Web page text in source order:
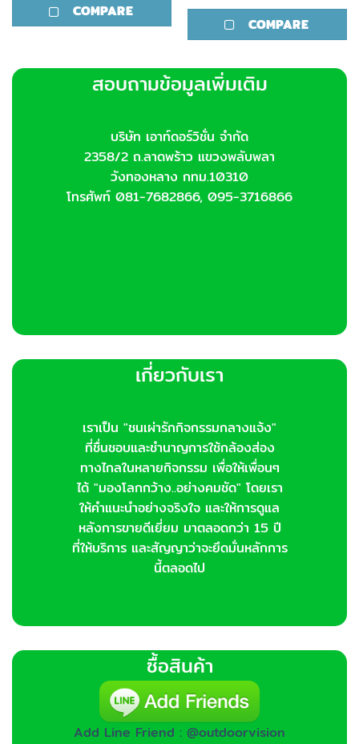
COMPARE
COMPARE
สอบถามข้อมูลเพิ่มเติม
บริษัท เอาท์ดอร์วิชั่น จำกัด
2358/2 ถ.ลาดพร้าว แขวงพลับพลา
วังทองหลาง กทม.10310
โทรศัพท์ 081-7682866, 095-3716866
เกี่ยวกับเรา
เราเป็น "ชนเผ่ารักกิจกรรมกลางแจ้ง"
ที่ชื่นชอบและชำนาญการใช้กล้องส่อง
ทางไกลในหลายกิจกรรม เพื่อให้เพื่อนๆ
ได้ "มองโลกกว้าง..อย่างคมชัด" โดยเรา
ให้คำแนะนำอย่างจริงใจ และให้การดูแล
หลังการขายดีเยี่ยม มาตลอดกว่า 15 ปี
ที่ให้บริการ และสัญญาว่าจะยึดมั่นหลักการ
นี้ตลอดไป
ซื้อสินค้า
Add Line Friend : @outdoorvision